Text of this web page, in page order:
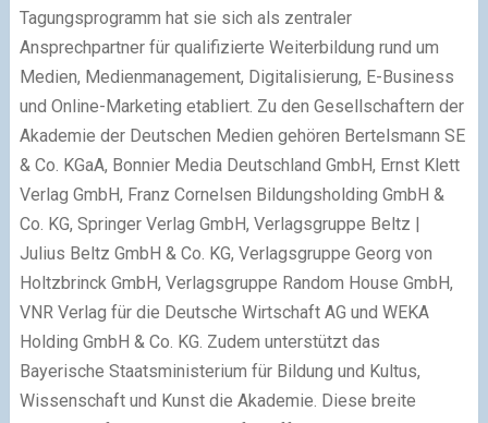
Tagungsprogramm hat sie sich als zentraler
Ansprechpartner für qualifizierte Weiterbildung rund um
Medien, Medienmanagement, Digitalisierung, E-Business
und Online-Marketing etabliert. Zu den Gesellschaftern der
Akademie der Deutschen Medien gehören Bertelsmann SE
& Co. KGaA, Bonnier Media Deutschland GmbH, Ernst Klett
Verlag GmbH, Franz Cornelsen Bildungsholding GmbH &
Co. KG, Springer Verlag GmbH, Verlagsgruppe Beltz |
Julius Beltz GmbH & Co. KG, Verlagsgruppe Georg von
Holtzbrinck GmbH, Verlagsgruppe Random House GmbH,
VNR Verlag für die Deutsche Wirtschaft AG und WEKA
Holding GmbH & Co. KG. Zudem unterstützt das
Bayerische Staatsministerium für Bildung und Kultus,
Wissenschaft und Kunst die Akademie. Diese breite